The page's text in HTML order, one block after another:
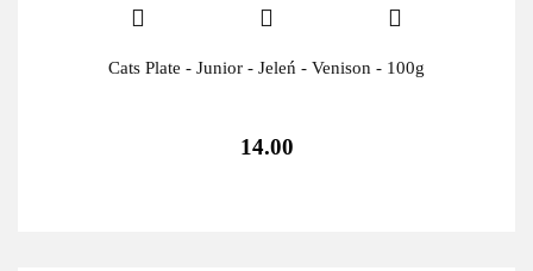
Cats Plate - Junior - Jeleń - Venison - 100g
14.00